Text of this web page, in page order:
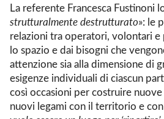
La referente Francesca Fustinoni
strutturalmente destrutturato»: le
relazioni tra operatori, volontari e
lo spazio e dai bisogni che
attenzione sia alla dimensione di
esigenze individuali di ciascun
così occasioni per costruire
nuovi legami con il territorio e